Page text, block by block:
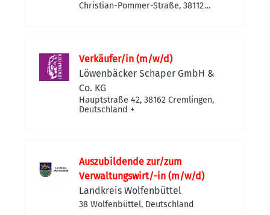
Christian-Pommer-Straße, 38112
Verkäufer/in (m/w/d)
Löwenbäcker Schaper GmbH &
Co. KG
Hauptstraße 42, 38162 Cremlingen,
Deutschland +
Auszubildende zur/zum
Verwaltungswirt/-in (m/w/d)
Landkreis Wolfenbüttel
38 Wolfenbüttel, Deutschland